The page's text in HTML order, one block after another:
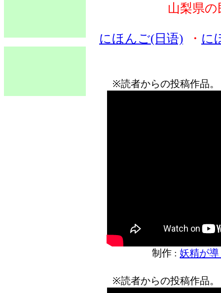
山梨県の
にほんご(日语) ・ に
※読者からの投稿作品
制作 :妖精が
※読者からの投稿作品